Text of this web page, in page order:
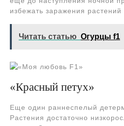
избежать заражения
Читать статью Огурцы f1
«Красный петух»
Еще один раннеспелый
Растения достаточно